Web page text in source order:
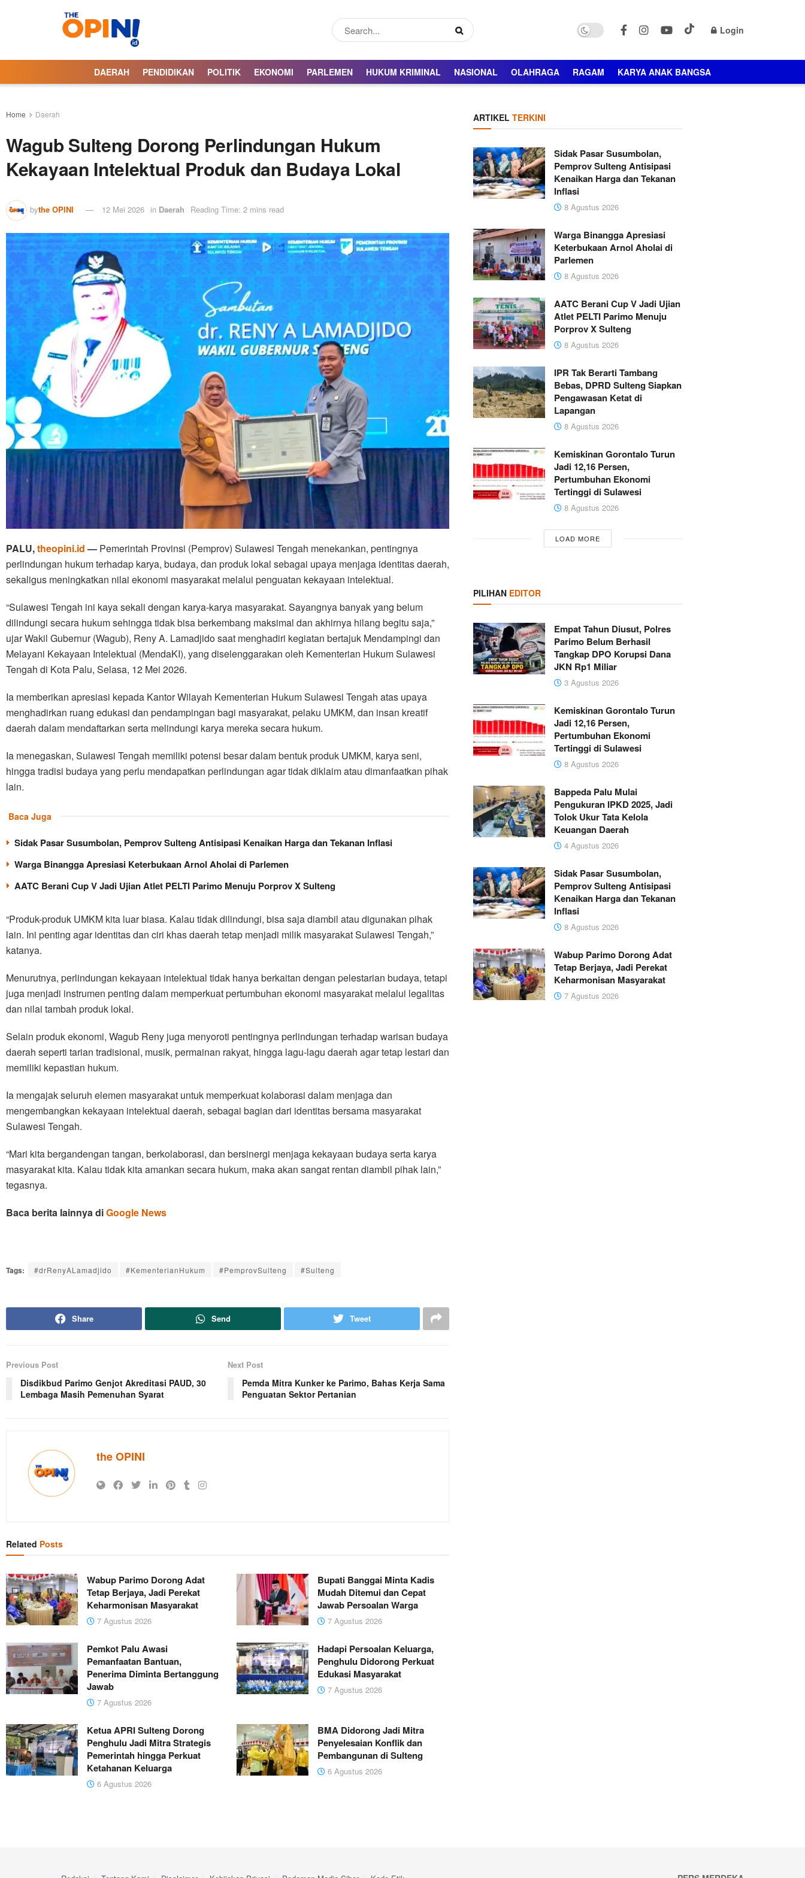
Login
DAERAH PENDIDIKAN POLITIK EKONOMI PARLEMEN HUKUM KRIMINAL NASIONAL OLAHRAGA RAGAM KARYA ANAK BANGSA
Home Daerah
Wagub Sulteng Dorong Perlindungan Hukum
Kekayaan Intelektual Produk dan Budaya Lokal
bythe OPINI 12 Mei 2026 in Daerah Reading Time: 2 mins read
PALU,theopini.id— Pemerintah Provinsi (Pemprov) Sulawesi Tengah menekankan, pentingnya
perlindungan hukum terhadap karya, budaya, dan produk lokal sebagai upaya menjaga identitas daerah,
sekaligus meningkatkan nilai ekonomi masyarakat melalui penguatan kekayaan intelektual.
“Sulawesi Tengah ini kaya sekali dengan karya-karya masyarakat. Sayangnya banyak yang belum
dilindungi secara hukum sehingga tidak bisa berkembang maksimal dan akhirnya hilang begitu saja,”
ujar Wakil Gubernur (Wagub), Reny A. Lamadjido saat menghadiri kegiatan bertajuk Mendampingi dan
Melayani Kekayaan Intelektual (MendaKI), yang diselenggarakan oleh Kementerian Hukum Sulawesi
Tengah di Kota Palu, Selasa, 12 Mei 2026.
Ia memberikan apresiasi kepada Kantor Wilayah Kementerian Hukum Sulawesi Tengah atas upaya
menghadirkan ruang edukasi dan pendampingan bagi masyarakat, pelaku UMKM, dan insan kreatif
daerah dalam mendaftarkan serta melindungi karya mereka secara hukum.
Ia menegaskan, Sulawesi Tengah memiliki potensi besar dalam bentuk produk UMKM, karya seni,
hingga tradisi budaya yang perlu mendapatkan perlindungan agar tidak diklaim atau dimanfaatkan pihak
lain.
Baca Juga
Sidak Pasar Susumbolan, Pemprov Sulteng Antisipasi Kenaikan Harga dan Tekanan Inflasi
Warga Binangga Apresiasi Keterbukaan Arnol Aholai di Parlemen
AATC Berani Cup V Jadi Ujian Atlet PELTI Parimo Menuju Porprov X Sulteng
“Produk-produk UMKM kita luar biasa. Kalau tidak dilindungi, bisa saja diambil atau digunakan pihak
lain. Ini penting agar identitas dan ciri khas daerah tetap menjadi milik masyarakat Sulawesi Tengah,”
katanya.
Menurutnya, perlindungan kekayaan intelektual tidak hanya berkaitan dengan pelestarian budaya, tetapi
juga menjadi instrumen penting dalam memperkuat pertumbuhan ekonomi masyarakat melalui legalitas
dan nilai tambah produk lokal.
Selain produk ekonomi, Wagub Reny juga menyoroti pentingnya perlindungan terhadap warisan budaya
daerah seperti tarian tradisional, musik, permainan rakyat, hingga lagu-lagu daerah agar tetap lestari dan
memiliki kepastian hukum.
Ia mengajak seluruh elemen masyarakat untuk memperkuat kolaborasi dalam menjaga dan
mengembangkan kekayaan intelektual daerah, sebagai bagian dari identitas bersama masyarakat
Sulawesi Tengah.
“Mari kita bergandengan tangan, berkolaborasi, dan bersinergi menjaga kekayaan budaya serta karya
masyarakat kita. Kalau tidak kita amankan secara hukum, maka akan sangat rentan diambil pihak lain,”
tegasnya.
Baca berita lainnya diGoogle News
Tags: #drRenyALamadjido #KementerianHukum #PemprovSulteng #Sulteng
Share Send Tweet
Previous Post
Disdikbud Parimo Genjot Akreditasi PAUD, 30
Lembaga Masih Pemenuhan Syarat
Next Post
Pemda Mitra Kunker ke Parimo, Bahas Kerja Sama
Penguatan Sektor Pertanian
the OPINI
Related Posts
Wabup Parimo Dorong Adat
Tetap Berjaya, Jadi Perekat
Keharmonisan Masyarakat
7 Agustus 2026
Bupati Banggai Minta Kadis
Mudah Ditemui dan Cepat
Jawab Persoalan Warga
7 Agustus 2026
Pemkot Palu Awasi
Pemanfaatan Bantuan,
Penerima Diminta Bertanggung
Jawab
7 Agustus 2026
Hadapi Persoalan Keluarga,
Penghulu Didorong Perkuat
Edukasi Masyarakat
7 Agustus 2026
Ketua APRI Sulteng Dorong
Penghulu Jadi Mitra Strategis
Pemerintah hingga Perkuat
Ketahanan Keluarga
6 Agustus 2026
BMA Didorong Jadi Mitra
Penyelesaian Konflik dan
Pembangunan di Sulteng
6 Agustus 2026
ARTIKEL TERKINI
Sidak Pasar Susumbolan,
Pemprov Sulteng Antisipasi
Kenaikan Harga dan Tekanan
Inflasi
8 Agustus 2026
Warga Binangga Apresiasi
Keterbukaan Arnol Aholai di
Parlemen
8 Agustus 2026
AATC Berani Cup V Jadi Ujian
Atlet PELTI Parimo Menuju
Porprov X Sulteng
8 Agustus 2026
IPR Tak Berarti Tambang
Bebas, DPRD Sulteng Siapkan
Pengawasan Ketat di
Lapangan
8 Agustus 2026
Kemiskinan Gorontalo Turun
Jadi 12,16 Persen,
Pertumbuhan Ekonomi
Tertinggi di Sulawesi
8 Agustus 2026
LOAD MORE
PILIHAN EDITOR
Empat Tahun Diusut, Polres
Parimo Belum Berhasil
Tangkap DPO Korupsi Dana
JKN Rp1 Miliar
3 Agustus 2026
Kemiskinan Gorontalo Turun
Jadi 12,16 Persen,
Pertumbuhan Ekonomi
Tertinggi di Sulawesi
8 Agustus 2026
Bappeda Palu Mulai
Pengukuran IPKD 2025, Jadi
Tolok Ukur Tata Kelola
Keuangan Daerah
4 Agustus 2026
Sidak Pasar Susumbolan,
Pemprov Sulteng Antisipasi
Kenaikan Harga dan Tekanan
Inflasi
8 Agustus 2026
Wabup Parimo Dorong Adat
Tetap Berjaya, Jadi Perekat
Keharmonisan Masyarakat
7 Agustus 2026